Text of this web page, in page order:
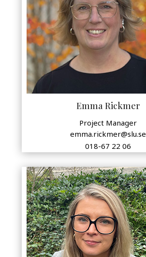
Emma Rickmer
Project Manager
emma.rickmer@slu.se
018-67 22 06